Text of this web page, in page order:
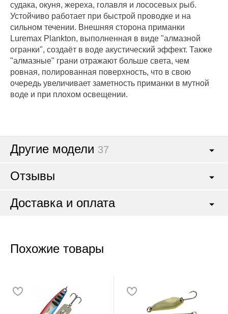
судака, окуня, жереха, голавля и лососевых рыб.
Устойчиво работает при быстрой проводке и на
сильном течении. Внешняя сторона приманки
Luremax Plankton, выполненная в виде "алмазной
огранки", создаёт в воде акустический эффект. Также
"алмазные" грани отражают больше света, чем
ровная, полированная поверхность, что в свою
очередь увеличивает заметность приманки в мутной
воде и при плохом освещении.
Другие модели 37
Отзывы
Доставка и оплата
Похожие товары